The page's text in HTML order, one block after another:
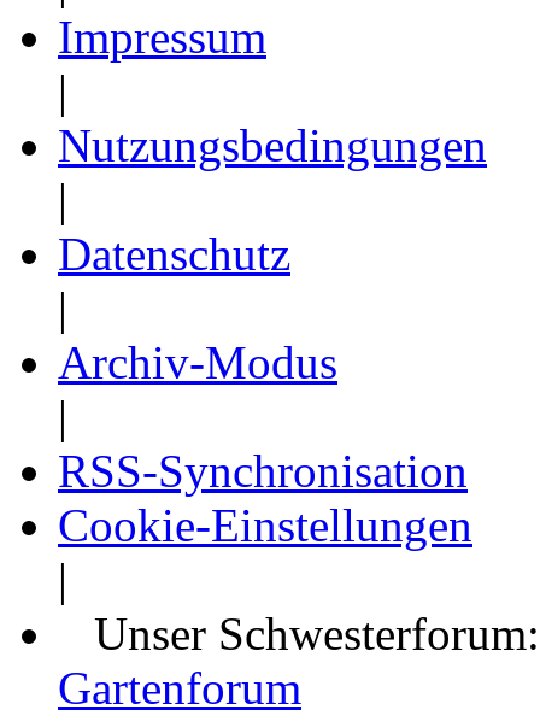
Impressum
|
Nutzungsbedingungen
|
Datenschutz
|
Archiv-Modus
|
RSS-Synchronisation
Cookie-Einstellungen
|
Unser
Gartenforum